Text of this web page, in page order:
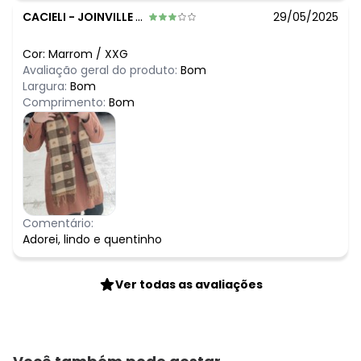
CACIELI - JOINVILLE - SC 29/05/2025
Cor: Marrom / XXG
Avaliação geral do produto: Bom
Largura: Bom
Comprimento: Bom
Comentário:
Adorei, lindo e quentinho
Ver todas as avaliações